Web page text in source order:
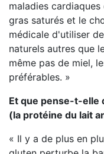
maladies
gras saturés et le
médicale d'utiliser
naturels autres que
même pas de miel,
préférables. »
Et que pense-t-elle
(la protéine du lait
« Il y a de plus en